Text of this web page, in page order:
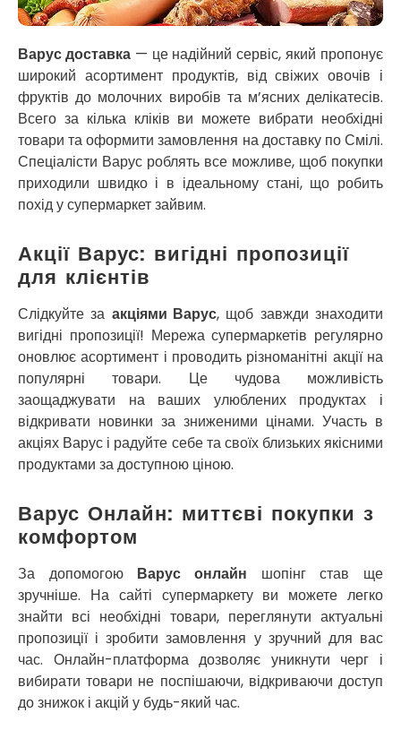
Варус доставка— це надійний сервіс, який пропонує
широкий асортимент продуктів, від свіжих овочів і
фруктів до молочних виробів та м’ясних делікатесів.
Всего за кілька кліків ви можете вибрати необхідні
товари та оформити замовлення на доставку по Смілі.
Спеціалісти Варус роблять все можливе, щоб покупки
приходили швидко і в ідеальному стані, що робить
похід у супермаркет зайвим.
Акції Варус: вигідні пропозиції
для клієнтів
Слідкуйте за акціями Варус, щоб завжди знаходити
вигідні пропозиції! Мережа супермаркетів регулярно
оновлює асортимент і проводить різноманітні акції на
популярні товари. Це чудова можливість
заощаджувати на ваших улюблених продуктах і
відкривати новинки за зниженими цінами. Участь в
акціях Варус і радуйте себе та своїх близьких якісними
продуктами за доступною ціною.
Варус Онлайн: миттєві покупки з
комфортом
За допомогою Варус онлайн шопінг став ще
зручніше. На сайті супермаркету ви можете легко
знайти всі необхідні товари, переглянути актуальні
пропозиції і зробити замовлення у зручний для вас
час. Онлайн-платформа дозволяє уникнути черг і
вибирати товари не поспішаючи, відкриваючи доступ
до знижок і акцій у будь-який час.
Новоолександрівка
Новомосковськ
Новосілки
Нововолинськ
Обухів
Обухівка
Одеса
Острог
Павлоград
Переяслав
Первомайськ
Петриків
Петропавлівська Борщагівка
Погреби
Покров
Полтава
Прилуки
Путивль
П’ятихатки
Роздільна
Рені
Ромни
Рівне
Рудне
Самбір
Щасливе
Шепетівка
Шостка
Шпола
Синельникове
Славута
Славутич